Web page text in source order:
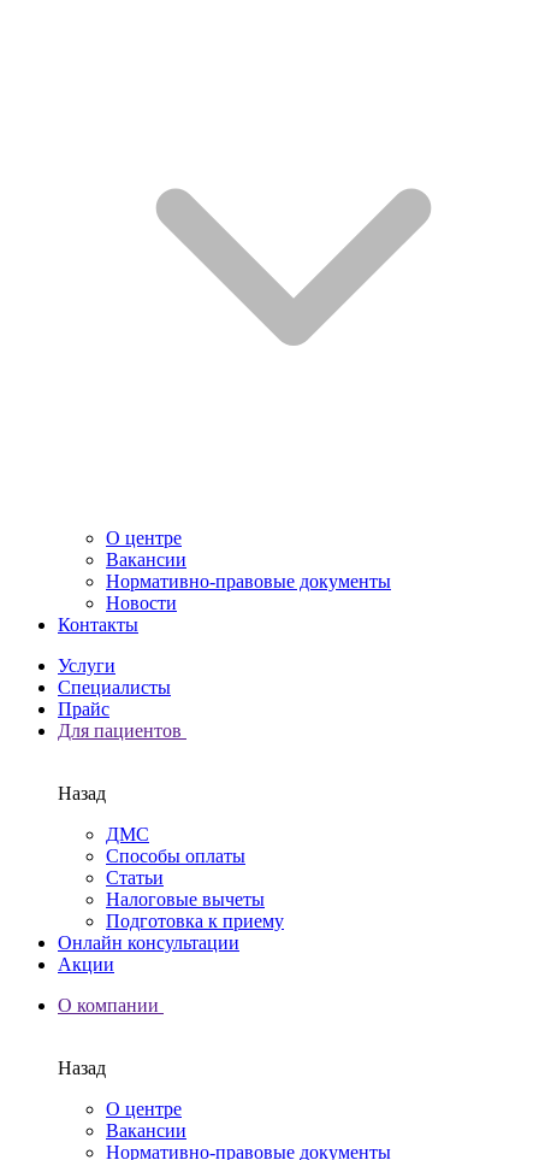
О центре
Вакансии
Нормативно-правовые документы
Новости
Контакты
Услуги
Специалисты
Прайс
Для пациентов
Назад
ДМС
Способы оплаты
Статьи
Налоговые вычеты
Подготовка к приему
Онлайн консультации
Акции
О компании
Назад
О центре
Вакансии
Нормативно-правовые документы